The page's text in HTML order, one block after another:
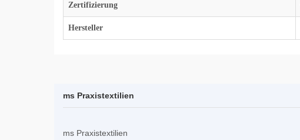
Zertifizierung
Hersteller
ms Praxistextilien
ms Praxistextilien